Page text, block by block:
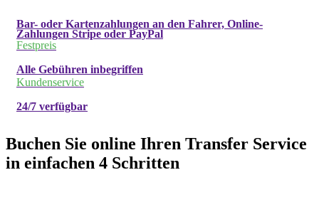
Bar- oder Kartenzahlungen an den Fahrer, Online-
Zahlungen Stripe oder PayPal
Festpreis
Alle Gebühren inbegriffen
Kundenservice
24/7 verfügbar
Buchen Sie online Ihren Transfer Service
in einfachen 4 Schritten